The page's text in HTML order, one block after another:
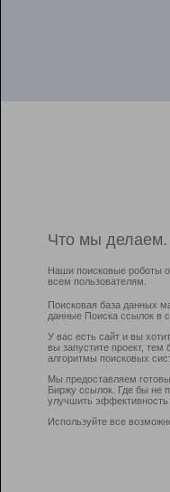
Что мы делаем.
Наши поисковые роботы
всем пользователям.
Поисковая база данных
данные Поиска ссылок в
У вас есть сайт и вы
вы запустите проект,
алгоритмы поисковых
Мы предоставляем
Биржу ссылок. Где бы не
улучшить эффективность
Используйте все